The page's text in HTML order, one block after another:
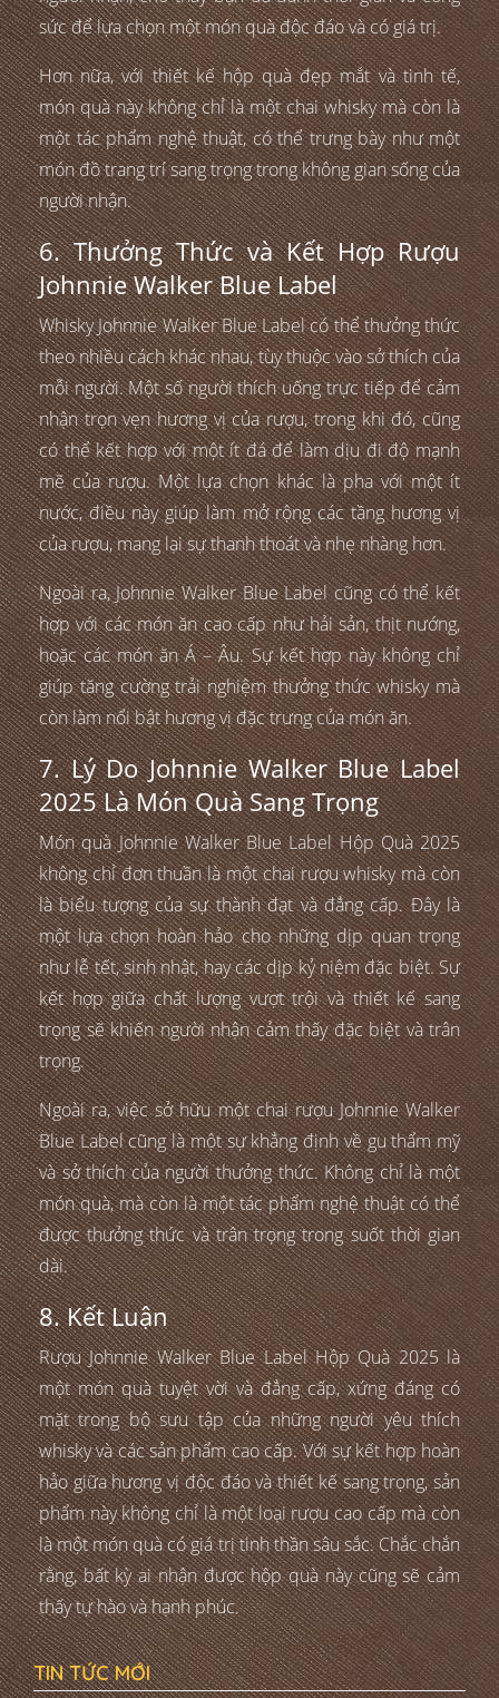
sức để lựa chọn một món quà độc đáo và có giá trị.
Hơn nữa, với thiết kế hộp quà đẹp mắt và tinh tế,
món quà này không chỉ là một chai whisky mà còn là
một tác phẩm nghệ thuật, có thể trưng bày như một
món đồ trang trí sang trọng trong không gian sống của
người nhận.
6. Thưởng Thức và Kết Hợp Rượu
Johnnie Walker Blue Label
Whisky Johnnie Walker Blue Label có thể thưởng thức
theo nhiều cách khác nhau, tùy thuộc vào sở thích của
mỗi người. Một số người thích uống trực tiếp để cảm
nhận trọn vẹn hương vị của rượu, trong khi đó, cũng
có thể kết hợp với một ít đá để làm dịu đi độ mạnh
mẽ của rượu. Một lựa chọn khác là pha với một ít
nước, điều này giúp làm mở rộng các tầng hương vị
của rượu, mang lại sự thanh thoát và nhẹ nhàng hơn.
Ngoài ra, Johnnie Walker Blue Label cũng có thể kết
hợp với các món ăn cao cấp như hải sản, thịt nướng,
hoặc các món ăn Á – Âu. Sự kết hợp này không chỉ
giúp tăng cường trải nghiệm thưởng thức whisky mà
còn làm nổi bật hương vị đặc trưng của món ăn.
7. Lý Do Johnnie Walker Blue Label
2025 Là Món Quà Sang Trọng
Món quà Johnnie Walker Blue Label Hộp Quà 2025
không chỉ đơn thuần là một chai rượu whisky mà còn
là biểu tượng của sự thành đạt và đẳng cấp. Đây là
một lựa chọn hoàn hảo cho những dịp quan trọng
như lễ tết, sinh nhật, hay các dịp kỷ niệm đặc biệt. Sự
kết hợp giữa chất lượng vượt trội và thiết kế sang
trọng sẽ khiến người nhận cảm thấy đặc biệt và trân
trọng.
Ngoài ra, việc sở hữu một chai rượu Johnnie Walker
Blue Label cũng là một sự khẳng định về gu thẩm mỹ
và sở thích của người thưởng thức. Không chỉ là một
món quà, mà còn là một tác phẩm nghệ thuật có thể
được thưởng thức và trân trọng trong suốt thời gian
dài.
8. Kết Luận
Rượu Johnnie Walker Blue Label Hộp Quà 2025 là
một món quà tuyệt vời và đẳng cấp, xứng đáng có
mặt trong bộ sưu tập của những người yêu thích
whisky và các sản phẩm cao cấp. Với sự kết hợp hoàn
hảo giữa hương vị độc đáo và thiết kế sang trọng, sản
phẩm này không chỉ là một loại rượu cao cấp mà còn
là một món quà có giá trị tinh thần sâu sắc. Chắc chắn
rằng, bất kỳ ai nhận được hộp quà này cũng sẽ cảm
thấy tự hào và hạnh phúc.
TIN TỨC MỚI